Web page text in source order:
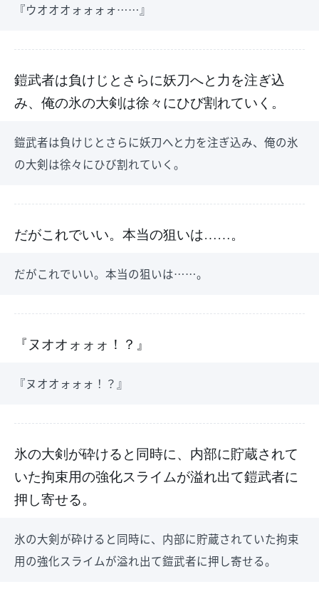
『ウオオオォォォォ……』
鎧武者は負けじとさらに妖刀へと力を注ぎ込
み、俺の氷の大剣は徐々にひび割れていく。
鎧武者は負けじとさらに妖刀へと力を注ぎ込み、俺の氷
の大剣は徐々にひび割れていく。
だがこれでいい。本当の狙いは……。
だがこれでいい。本当の狙いは……。
『ヌオオォォォ！？』
『ヌオオォォォ！？』
氷の大剣が砕けると同時に、内部に貯蔵されて
いた拘束用の強化スライムが溢れ出て鎧武者に
押し寄せる。
氷の大剣が砕けると同時に、内部に貯蔵されていた拘束
用の強化スライムが溢れ出て鎧武者に押し寄せる。